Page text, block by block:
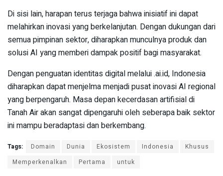
Di sisi lain, harapan terus terjaga bahwa inisiatif ini dapat
melahirkan inovasi yang berkelanjutan. Dengan dukungan dari
semua pimpinan sektor, diharapkan munculnya produk dan
solusi AI yang memberi dampak positif bagi masyarakat.
Dengan penguatan identitas digital melalui .ai.id, Indonesia
diharapkan dapat menjelma menjadi pusat inovasi AI regional
yang berpengaruh. Masa depan kecerdasan artifisial di
Tanah Air akan sangat dipengaruhi oleh seberapa baik sektor
ini mampu beradaptasi dan berkembang.
Tags: Domain Dunia Ekosistem Indonesia
Khusus
Memperkenalkan
Pertama untuk